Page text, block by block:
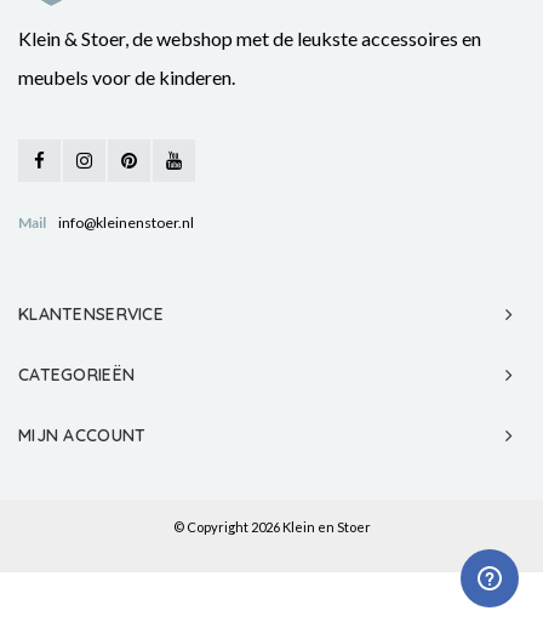
Klein & Stoer, de webshop met de leukste accessoires en
meubels voor de kinderen.
Mail info@kleinenstoer.nl
KLANTENSERVICE
CATEGORIEËN
MIJN ACCOUNT
© Copyright 2026 Klein en Stoer